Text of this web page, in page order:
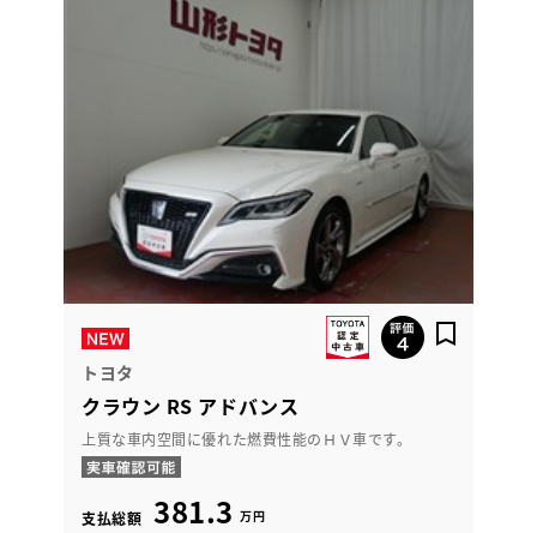
トヨタ
クラウン RS アドバンス
上質な車内空間に優れた燃費性能のＨＶ車です。
支払総額 381.3 万円